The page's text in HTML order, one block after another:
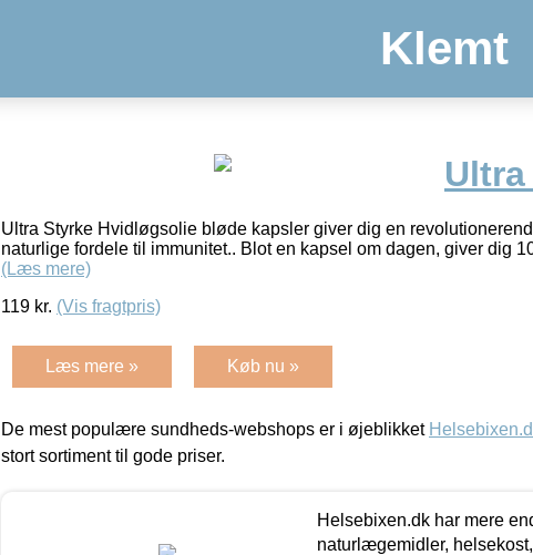
Klemt
Ultra Styrke Hvidløgsolie bløde kapsler giver dig en
naturlige fordele til immunitet.. Blot en kapsel om dagen, giver dig
(Læs mere)
119 kr. (Vis fragtpris)
Læs mere » Køb nu »
De mest populære sundheds-webshops er i øjeblikket
stort sortiment til gode priser.
Helsebixen.dk har mere
naturlægemidler,